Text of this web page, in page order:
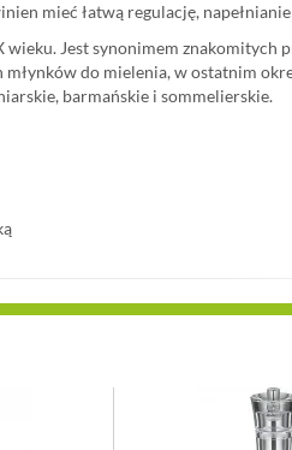
mieć łatwą regulację,
wieku. Jest synonimem znakomitych
do mielenia, w ostatnim
barmańskie i sommelierskie.